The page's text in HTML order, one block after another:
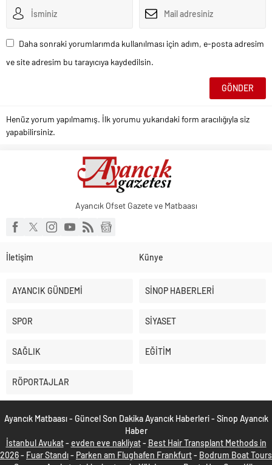
Daha sonraki yorumlarımda kullanılması için adım, e-posta adresim
ve site adresim bu tarayıcıya kaydedilsin.
Henüz yorum yapılmamış. İlk yorumu yukarıdaki form aracılığıyla siz
yapabilirsiniz.
Ayancık Ofset Gazete ve Matbaası
İletişim Künye
AYANCIK GÜNDEMİ SİNOP HABERLERİ
SPOR SİYASET
SAĞLIK EĞİTİM
RÖPORTAJLAR
Ayancık Matbaası - Güncel Son Dakika Ayancık Haberleri - Sinop Ayancık
Haber
İstanbul Avukat- evden eve nakliyat- Best Hair Transplant Methods in
2026- Fuar Standı- Parken am Flughafen Frankfurt- Bodrum Boat Tours